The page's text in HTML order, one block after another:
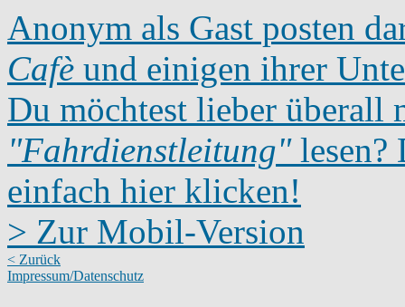
Anonym als Gast posten
Cafè und einigen ihrer
Du möchtest lieber überall
"Fahrdienstleitung"lesen?
einfach hier klicken!
> Zur Mobil-Version
< Zurück
Impressum/Datenschutz